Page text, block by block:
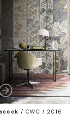
/ CWC / 2016